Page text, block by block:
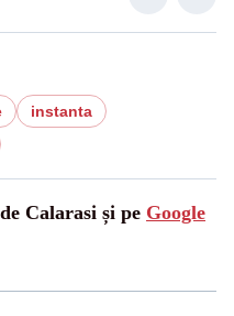
instanta
Calarasi și pe Google